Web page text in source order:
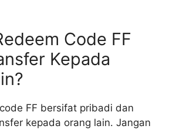
Code FF
Kepada
FF bersifat pribadi dan
kepada orang lain. Jangan